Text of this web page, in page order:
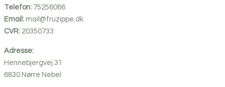
Telefon: 75256066
Email: mail@fruzippe.dk
CVR: 20350733
Adresse:
Hennebjergvej 31
6830 Nørre Nebel